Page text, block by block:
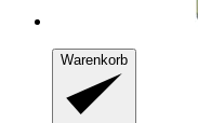
Warenkorb